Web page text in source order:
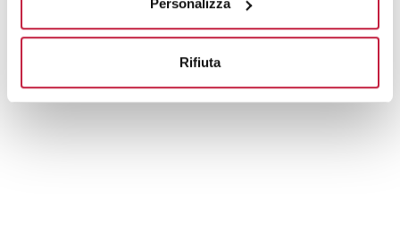
Personalizza
Rifiuta